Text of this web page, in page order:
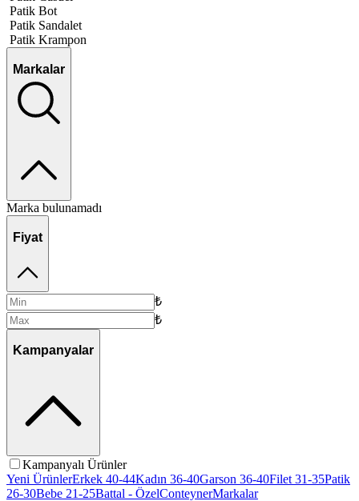
Patik Bot
Patik Sandalet
Patik Krampon
Markalar
Marka bulunamadı
Fiyat
₺
₺
Kampanyalar
Kampanyalı Ürünler
Yeni ÜrünlerErkek 40-44Kadın 36-40Garson 36-40Filet 31-35Patik
26-30Bebe 21-25Battal - ÖzelConteynerMarkalar